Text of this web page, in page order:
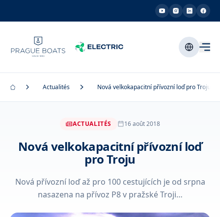
Actualités Nová velkokapacitní přívozní loď pro Troju
ACTUALITÉS 16 août 2018
Nová velkokapacitní přívozní loď
pro Troju
Nová přívozní loď až pro 100 cestujících je od srpna
nasazena na přívoz P8 v pražské Troji…